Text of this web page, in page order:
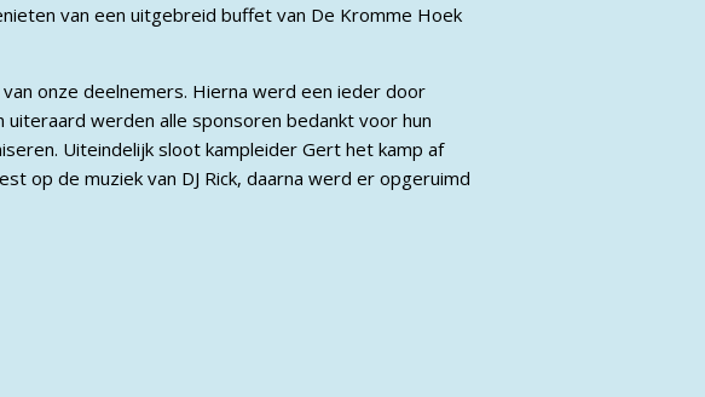
van een uitgebreid buffet van De Kromme Hoek
onze deelnemers. Hierna werd een ieder door
werden alle sponsoren bedankt voor hun
Uiteindelijk sloot kampleider Gert het kamp af
op de muziek van DJ Rick, daarna werd er opgeruimd